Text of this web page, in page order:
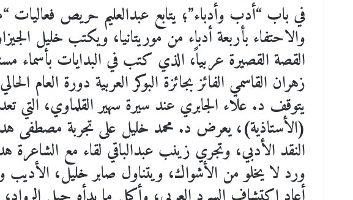
في باب “أدب وأدباء”؛ يتابع عبدالعليم حريص فعاليات
والاحتفاء بأربعة أدباء من موريتانيا، ويكتب خليل
القصة القصيرة عربياً، الذي كتب في البدايات بأسماء
زهران القاسمي الفائز بجائزة البوكر العربية دورة العام
يتوقف د. علاء الجابري عند سيرة سهير القلماوي، التي
(الأستاذية)، يعرض د. محمد خليل على تجربة مصطفى
النقد الأدبي، وتجري زينب عبدالباقي لقاء مع
ورد لا يخلو من الأشواك، ويتناول صابر خليل، الأديب